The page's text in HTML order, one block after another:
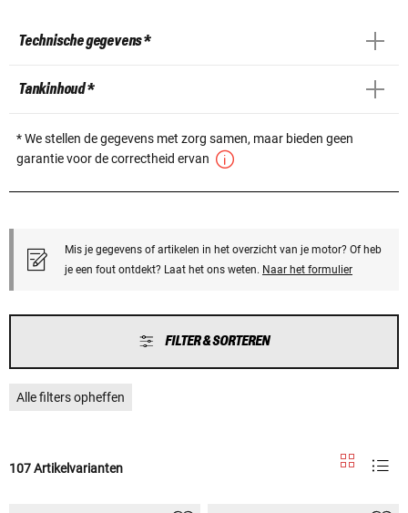
Technische gegevens *
Tankinhoud *
* We stellen de gegevens met zorg samen, maar bieden geen
garantie voor de correctheid ervan
Mis je gegevens of artikelen in het overzicht van je motor? Of heb
je een fout ontdekt? Laat het ons weten. Naar het formulier
FILTER & SORTEREN
Alle filters opheffen
107 Artikelvarianten